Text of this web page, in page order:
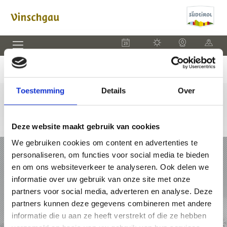
Toestemming Details Over
Deze website maakt gebruik van cookies
We gebruiken cookies om content en advertenties te
personaliseren, om functies voor social media te bieden
en om ons websiteverkeer te analyseren. Ook delen we
informatie over uw gebruik van onze site met onze
partners voor social media, adverteren en analyse. Deze
partners kunnen deze gegevens combineren met andere
informatie die u aan ze heeft verstrekt of die ze hebben
EVENEMENTEN WEER WEBCAM KAART
VAKANTIE IN VINSCHGAU
PAKKETTEN
ACCOMMODATIES